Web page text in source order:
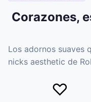
Corazones,
Los adornos suaves
nicks aesthetic de
♡